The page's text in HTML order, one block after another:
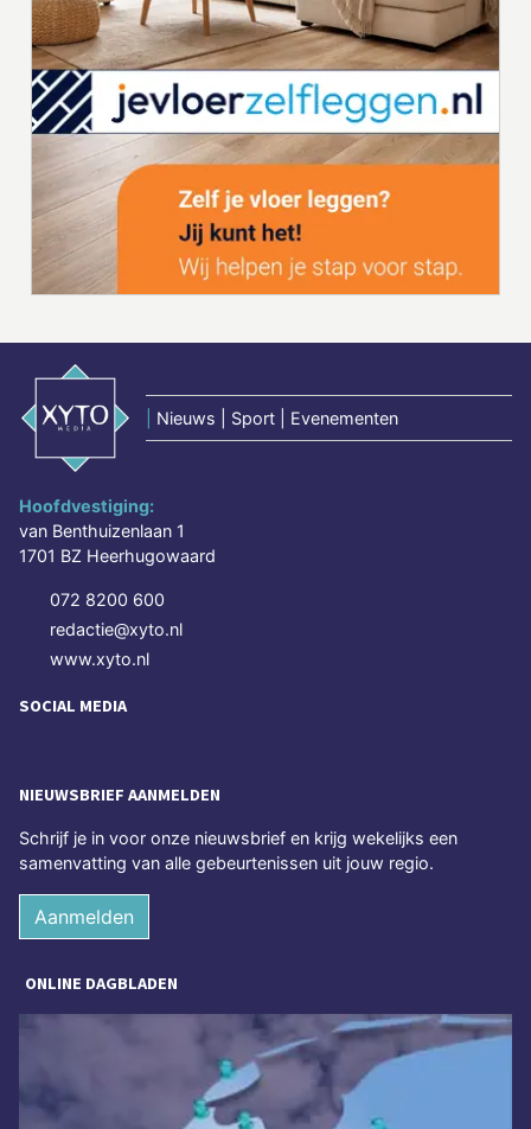
Nieuws | Sport | Evenementen
Hoofdvestiging:
van Benthuizenlaan 1
1701 BZ Heerhugowaard
072 8200 600
redactie@xyto.nl
www.xyto.nl
SOCIAL MEDIA
NIEUWSBRIEF AANMELDEN
Schrijf je in voor onze nieuwsbrief en krijg wekelijks een
samenvatting van alle gebeurtenissen uit jouw regio.
Aanmelden
ONLINE DAGBLADEN